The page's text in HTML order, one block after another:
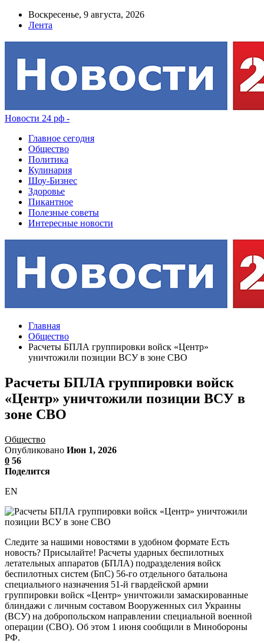
Воскресенье, 9 августа, 2026
Лента
Новости 24 рф -
Главное сегодня
Общество
Политика
Кулинария
Шоу-Бизнес
Здоровье
Пикантное
Полезные советы
Интересные новости
Главная
Общество
Расчеты БПЛА группировки войск «Центр»
уничтожили позиции ВСУ в зоне СВО
Расчеты БПЛА группировки войск
«Центр» уничтожили позиции ВСУ в
зоне СВО
Общество
Опубликовано Июн 1, 2026
0 56
Поделится
EN
Следите за нашими новостями в удобном формате Есть
новость? Присылайте! Расчеты ударных беспилотных
летательных аппаратов (БПЛА) подразделения войск
беспилотных систем (БпС) 56-го отдельного батальона
специального назначения 51-й гвардейской армии
группировки войск «Центр» уничтожили замаскированные
блиндажи с личным составом Вооруженных сил Украины
(ВСУ) на добропольском направлении специальной военной
операции (СВО). Об этом 1 июня сообщили в Минобороны
РФ.